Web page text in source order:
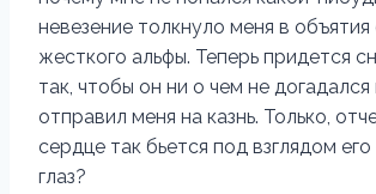
невезение толкнуло меня в объятия
жесткого альфы. Теперь придется
так, чтобы он ни о чем не догадался
отправил меня на казнь. Только,
сердце так бьется под взглядом
глаз?